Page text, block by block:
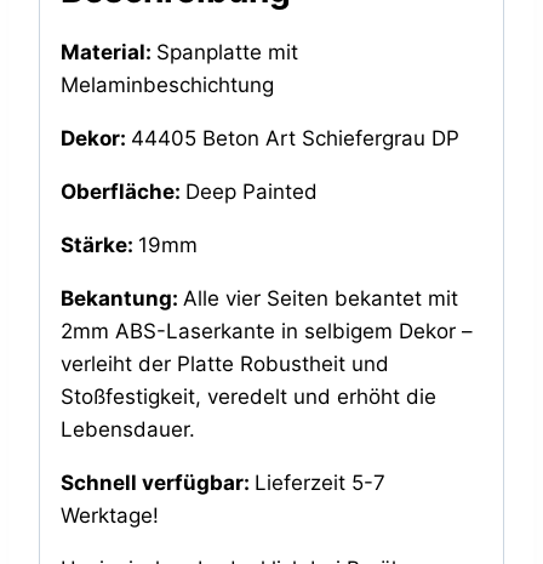
Material: Spanplatte mit
Melaminbeschichtung
Dekor: 44405 Beton Art Schiefergrau DP
Oberfläche: Deep Painted
Stärke: 19mm
Bekantung: Alle vier Seiten bekantet mit
2mm ABS-Laserkante in selbigem Dekor –
verleiht der Platte Robustheit und
Stoßfestigkeit, veredelt und erhöht die
Lebensdauer.
Schnell verfügbar: Lieferzeit 5-7
Werktage!